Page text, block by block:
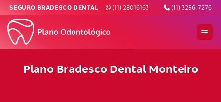
Skip
content
SEGURO BRADESCO DENTAL (11) 28016163 (11) 3256-7276
Plano Bradesco Dental Monteiro